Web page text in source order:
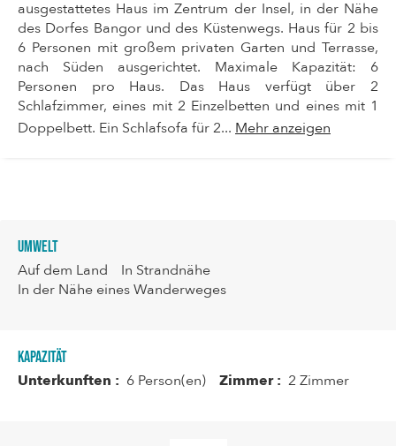
ausgestattetes Haus im Zentrum der Insel, in der Nähe
des Dorfes Bangor und des Küstenwegs. Haus für 2 bis
6 Personen mit großem privaten Garten und Terrasse,
nach Süden ausgerichtet. Maximale Kapazität: 6
Personen pro Haus. Das Haus verfügt über 2
Schlafzimmer, eines mit 2 Einzelbetten und eines mit 1
Doppelbett. Ein Schlafsofa für 2... Mehr anzeigen
Umwelt
Auf dem Land
In Strandnähe
In der Nähe eines Wanderweges
Kapazität
Unterkunften : 6 Person(en) Zimmer : 2 Zimmer